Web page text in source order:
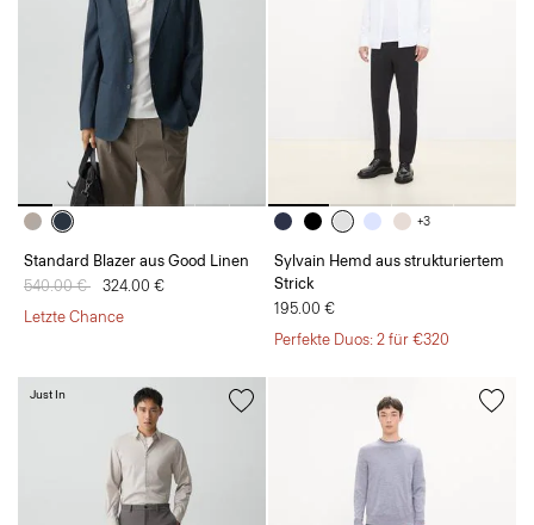
Standard Blazer aus Good Linen
Preis reduziert von
540.00 € auf
324.00 €
Letzte Chance
+3
Sylvain Hemd aus strukturiertem
Strick
195.00 €
Perfekte Duos: 2 für €320
Just In